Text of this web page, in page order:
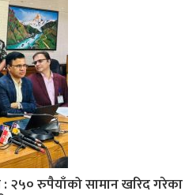
: २५० रुपैयाँको सामान खरिद गरेका